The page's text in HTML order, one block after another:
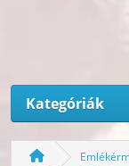
Kategóriák